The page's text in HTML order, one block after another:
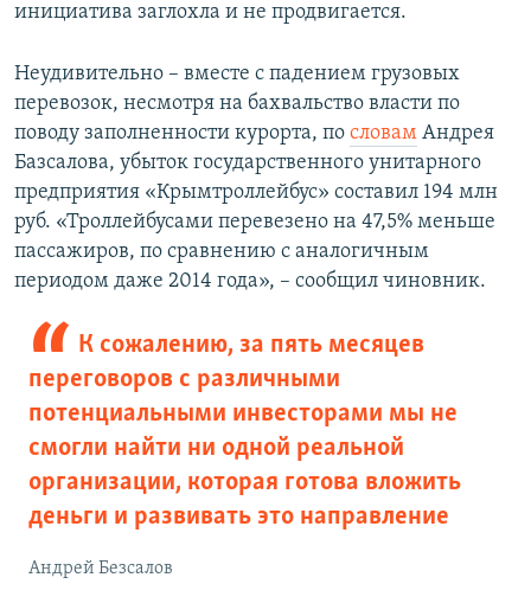
инициатива заглохла и не продвигается.
Неудивительно – вместе с падением грузовых
перевозок, несмотря на бахвальство власти по
поводу заполненности курорта, по словам Андрея
Базсалова, убыток государственного унитарного
предприятия «Крымтроллейбус» составил 194 млн
руб. «Троллейбусами перевезено на 47,5% меньше
пассажиров, по сравнению с аналогичным
периодом даже 2014 года», – сообщил чиновник.
К сожалению, за пять месяцев
переговоров с различными
потенциальными инвесторами мы не
смогли найти ни одной реальной
организации, которая готова вложить
деньги и развивать это направление
Андрей Безсалов